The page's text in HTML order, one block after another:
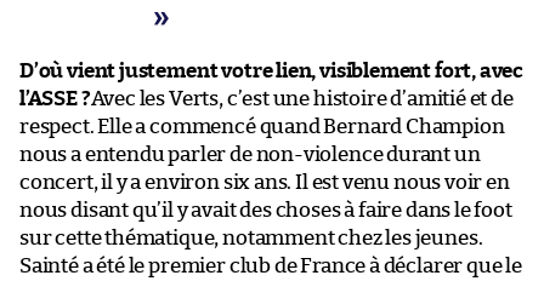
D’où vient justement votre lien, visiblement fort, avec
l’ASSE ?Avec les Verts, c’est une histoire d’amitié et de
respect. Elle a commencé quand Bernard Champion
nous a entendu parler de non-violence durant un
concert, il y a environ six ans. Il est venu nous voir en
nous disant qu’il y avait des choses à faire dans le foot
sur cette thématique, notamment chez les jeunes.
Sainté a été le premier club de France à déclarer que le